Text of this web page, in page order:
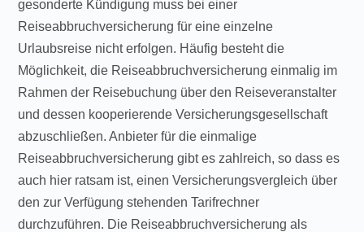
gesonderte Kündigung muss bei einer
Reiseabbruchversicherung für eine einzelne
Urlaubsreise nicht erfolgen. Häufig besteht die
Möglichkeit, die Reiseabbruchversicherung einmalig im
Rahmen der Reisebuchung über den Reiseveranstalter
und dessen kooperierende Versicherungsgesellschaft
abzuschließen. Anbieter für die einmalige
Reiseabbruchversicherung gibt es zahlreich, so dass es
auch hier ratsam ist, einen Versicherungsvergleich über
den zur Verfügung stehenden Tarifrechner
durchzuführen. Die Reiseabbruchversicherung als